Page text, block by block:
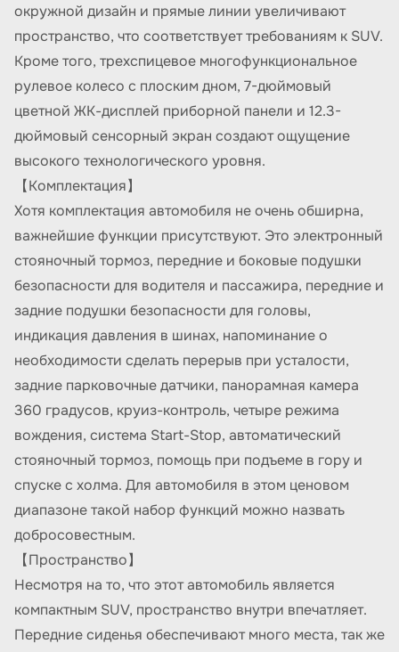
окружной дизайн и прямые линии увеличивают
пространство, что соответствует требованиям к SUV.
Кроме того, трехспицевое многофункциональное
рулевое колесо с плоским дном, 7-дюймовый
цветной ЖК-дисплей приборной панели и 12.3-
дюймовый сенсорный экран создают ощущение
высокого технологического уровня.
【Комплектация】
Хотя комплектация автомобиля не очень обширна,
важнейшие функции присутствуют. Это электронный
стояночный тормоз, передние и боковые подушки
безопасности для водителя и пассажира, передние и
задние подушки безопасности для головы,
индикация давления в шинах, напоминание о
необходимости сделать перерыв при усталости,
задние парковочные датчики, панорамная камера
360 градусов, круиз-контроль, четыре режима
вождения, система Start-Stop, автоматический
стояночный тормоз, помощь при подъеме в гору и
спуске с холма. Для автомобиля в этом ценовом
диапазоне такой набор функций можно назвать
добросовестным.
【Пространство】
Несмотря на то, что этот автомобиль является
компактным SUV, пространство внутри впечатляет.
Передние сиденья обеспечивают много места, так же